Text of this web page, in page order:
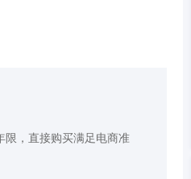
限，直接购买满足电商准